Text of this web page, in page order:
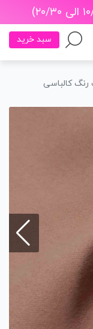
سبد خرید
رنگ کالباسی